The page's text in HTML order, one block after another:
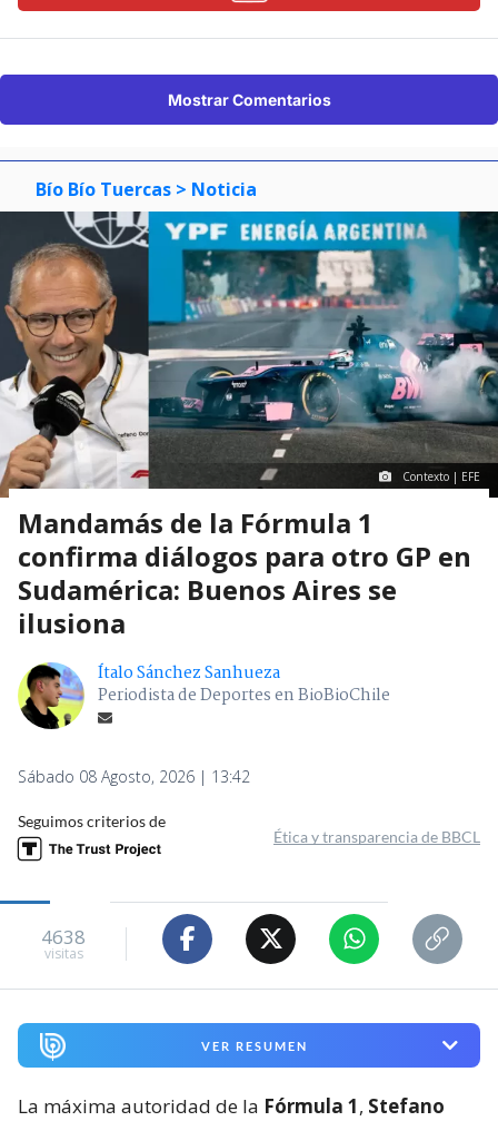
Mostrar Comentarios
Bío Bío Tuercas > Noticia
Contexto | EFE
Mandamás de la Fórmula 1
confirma diálogos para otro GP en
Sudamérica: Buenos Aires se
ilusiona
Ítalo Sánchez Sanhueza
Periodista de Deportes en BioBioChile
Sábado 08 Agosto, 2026 | 13:42
Seguimos criterios de
Ética y transparencia de BBCL
4638
visitas
VER RESUMEN
La máxima autoridad de la Fórmula 1, Stefano